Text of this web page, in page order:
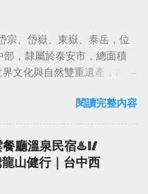
視中部時，夜宿阿罩霧，嫌
。」不過，早在同治年
之奏摺與信函已一再稱「霧
山邊，可能因此而改名為「
九年、西元 1920 年）廢貓
庄為霧峰莊。 【如何前
交流道下，即達台灣省議會
名的 黃山 、 泰山 這些風景
出差時都去過了，剩下的山
又不遠的，就當屬福建南
自然遺產雙重遺產地，曾被
評為「 全球十大最幸福地方
具有豐富的歷史文化遺產，
讓這裡的山水更多了一分
亦稱 武彝山 ，武夷山脈北
宗、岱嶽、東嶽、泰岳，位
部，隸屬於泰安市，總面積
界文化與自然雙重遺產，世界
5A級旅遊景區。 泰山的主峰
米，氣勢雄偉磅礴，有「
下第一山 」的之稱。在漢族
直有「五嶽獨尊」的美
山後，歷朝歷代帝王不斷
並且在泰山上下建廟塑
閱讀完整內容
餐廳溫泉民宿♨️🥢
山健行｜台中西